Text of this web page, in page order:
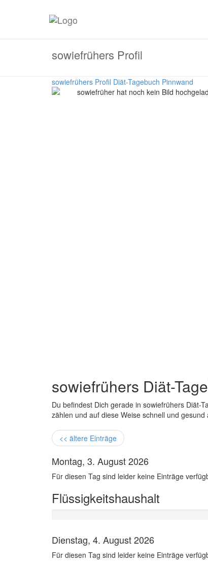
sowiefrühers Profil
sowiefrühers Profil Diät-Tagebuch Pinnwand
sowiefrühers Diät-
Du befindest Dich gerade in sowiefrühers Diät-
zählen und auf diese Weise schnell und gesund
<< ältere Einträge
Montag, 3. August 2026
Für diesen Tag sind leider keine Einträge
Flüssigkeitshaushalt
Dienstag, 4. August 2026
Für diesen Tag sind leider keine Einträge